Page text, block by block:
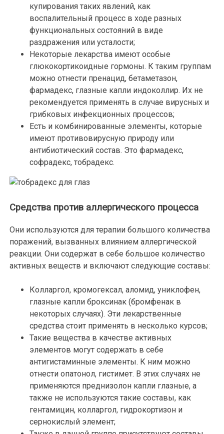
купирования таких явлений, как
воспалительный процесс в ходе разных
функциональных состояний в виде
раздражения или усталости;
Некоторые лекарства имеют особые
глюкокортикоидные гормоны. К таким группам
можно отнести пренацид, бетаметазон,
фармадекс, глазные капли индоколлир. Их не
рекомендуется применять в случае вирусных и
грибковых инфекционных процессов;
Есть и комбинированные элементы, которые
имеют противовирусную природу или
антибиотический состав. Это фармадекс,
софрадекс, тобрадекс.
Средства против аллергического процесса
Они используются для терапии большого количества
поражений, вызванных влиянием аллергической
реакции. Они содержат в себе большое количество
активных веществ и включают следующие составы:
Колларгол, кромогексал, аломид, униклофен,
глазные капли броксинак (бромфенак в
некоторых случаях). Эти лекарственные
средства стоит применять в несколько курсов;
Такие вещества в качестве активных
элементов могут содержать в себе
антигистаминные элементы. К ним можно
отнести опатонол, гистимет. В этих случаях не
применяются преднизолон капли глазные, а
также не используются такие составы, как
гентамицин, колларгол, гидрокортизон и
сернокислый элемент;